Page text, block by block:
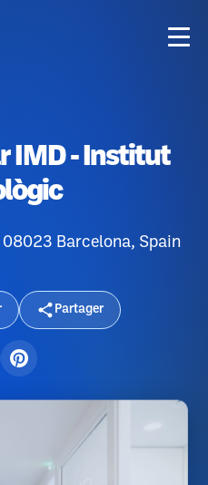
IMD - Institut
08023 Barcelona, Spain
Partager